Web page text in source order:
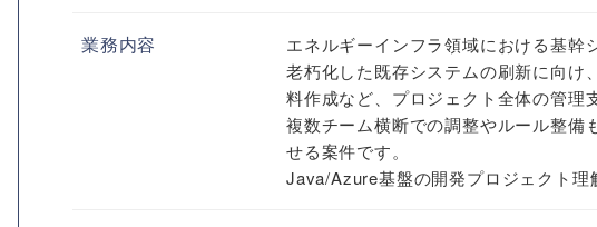
業務内容
エネルギーインフラ領域における基幹
老朽化した既存システムの刷新に向け
料作成など、プロジェクト全体の管理
複数チーム横断での調整やルール整備
せる案件です。
Java/Azure基盤の開発プロジェクト理